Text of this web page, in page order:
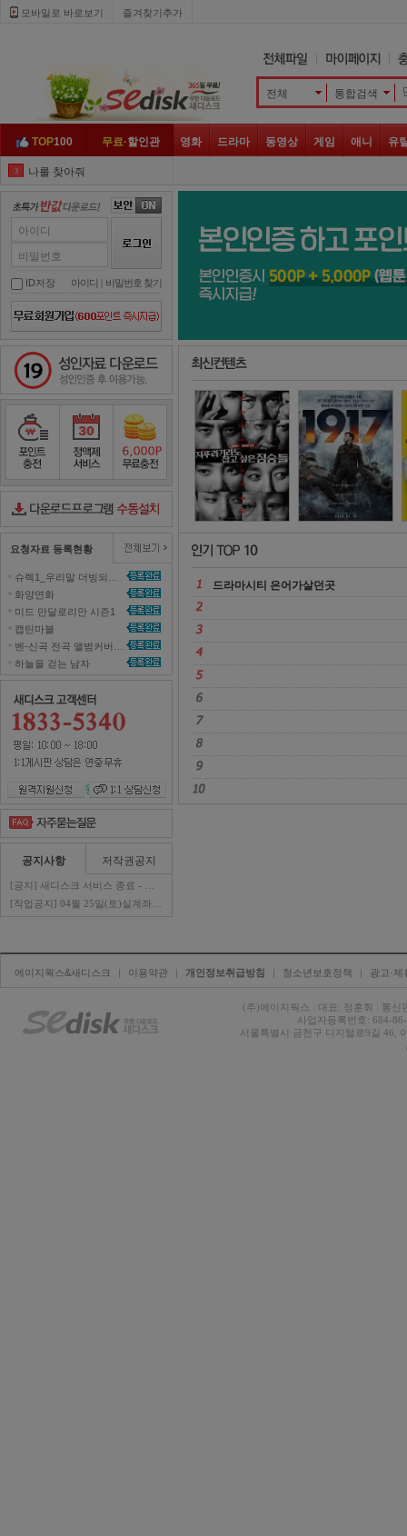
모바일로 바로보기 즐겨찾기추가
전체 통합검색
TOP100 무료·할인관 영화 드라마 동영상 게임 애니 유
3 나를 찾아줘
엽문
클로젯
히트맨
7 나쁜 녀석들
9 좀비
10 넷플릭스
1 지푸라기
아이디
비밀번호
ID저장 아이디 | 비밀번호 찾기
포인트충전 정액제서비스포인트무료충전
다운로드컨트롤러수동설치
요청자료 등록현황
화양연화
미드 만달로리안 시즌1
캡틴마블
하늘을 걷는 남자
원격지원신청 1대1 상담신청
공지사항 저작권공지
드라마시티 은어가살던곳
에이지웍스&새디스크 | 이용약관 | 개인정보취급방침 | 청소년보호정책 | 광고·제
(주)에이지웍스 대표: 정훈휘
통신
사업자등록번호: 684-
서울특별시 금천구 디지털로9길 46,